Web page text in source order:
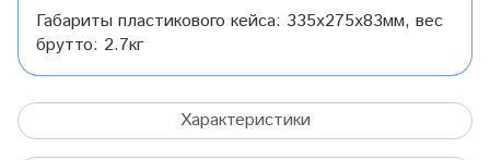
Габариты пластикового кейса: 335х275х83мм, вес
брутто: 2.7кг
Характеристики